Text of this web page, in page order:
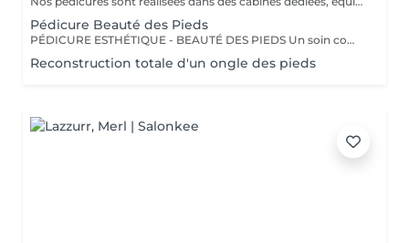
Pédicure Beauté des Pieds
PÉDICURE ESTHÉTIQUE - BEAUTÉ DES PIEDS Un soin complet pour des pieds soignés et sublimés, idéal pour une mise en beauté régulière. Ce soin comprend : Limage et mise en forme des ongles Soins des cuticules et hydratation Exfoliation pour des pieds tout doux Pose de vernis classique ou semi-permanent (en option) Parfait pour garder des pieds élégants toute l'année ! Un soin idéal pour retrouver confort et légèreté, tout en préservant la santé de vos pieds ! OPTIONS À LA CARTE Personnalisez votre soin ! Selon vos envies, vous pouvez compléter votre pédicure avec : Pose de vernis Longwear Pour une touche de couleur élégante Vernis semi-permanent Tenue parfaite jusqu'à 3 semaines Soin Spa Complet des Pieds Exfoliation, masque nourrissant et massage profond pour une détente absolue Profitez d'un véritable rituel de soins des pieds dans un cadre relaxant et confortable, grâce à nos fauteuils Pedi Spa et aux produits de pointe de ProNails !
Reconstruction totale d'un ongle des pieds